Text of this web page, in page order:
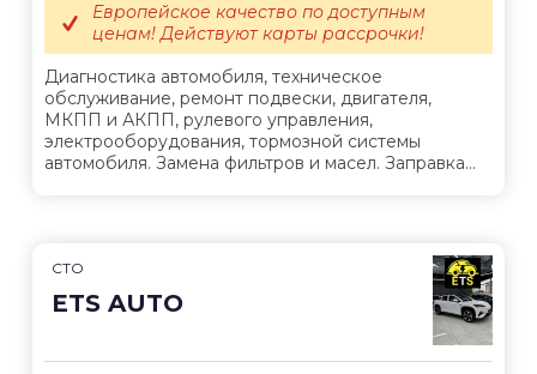
Диагностика автомобиля, техническое
обслуживание, ремонт подвески, двигателя,
МКПП и АКПП, рулевого управления,
электрооборудования, тормозной системы
автомобиля. Замена фильтров и масел. Заправка...
Европейское качество по доступным
ценам! Действуют карты рассрочки!
СТО
ETS AUTO